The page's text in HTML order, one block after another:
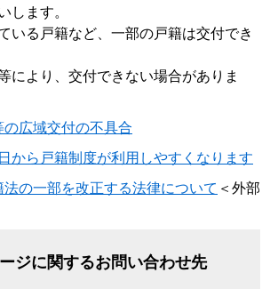
します。
いる戸籍など、一部の戸籍は交付でき
により、交付できない場合がありま
の広域交付の不具合
から戸籍制度が利用しやすくなります
の一部を改正する法律について ＜外部
ジに関するお問い合わせ先